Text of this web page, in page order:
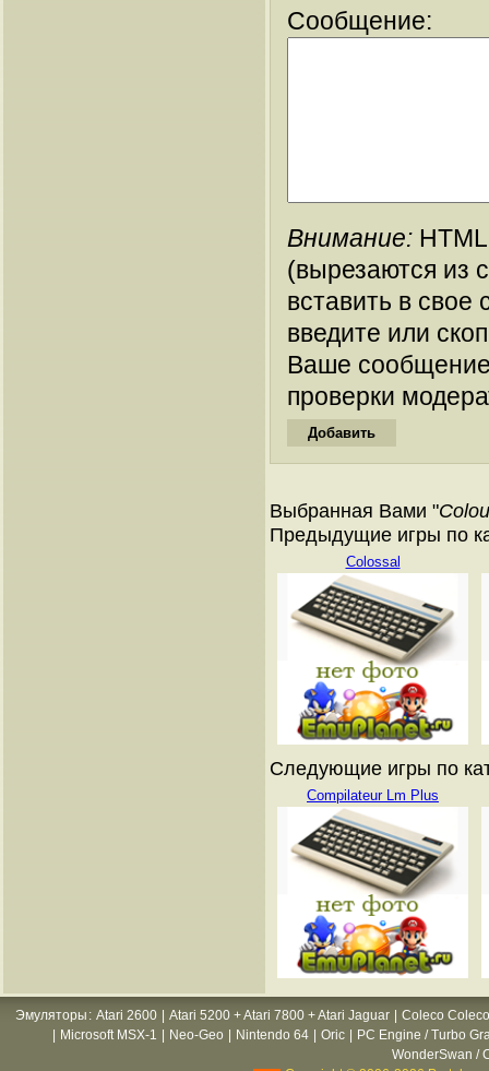
Сообщение:
Внимание:
(вырезаются из
вставить в
введите или
Ваше
проверки
Выбранная Вами "
Предыдущие игры по
Colossal
Следующие игры по
Compilateur Lm Plus
Эмуляторы : Atari 2600 Atari 5200 + Atari 7800 + Atari Jaguar
Coleco
Microsoft MSX-1 Neo-Geo Nintendo 64 Oric
PC Engine / Turbo
WonderSwan /